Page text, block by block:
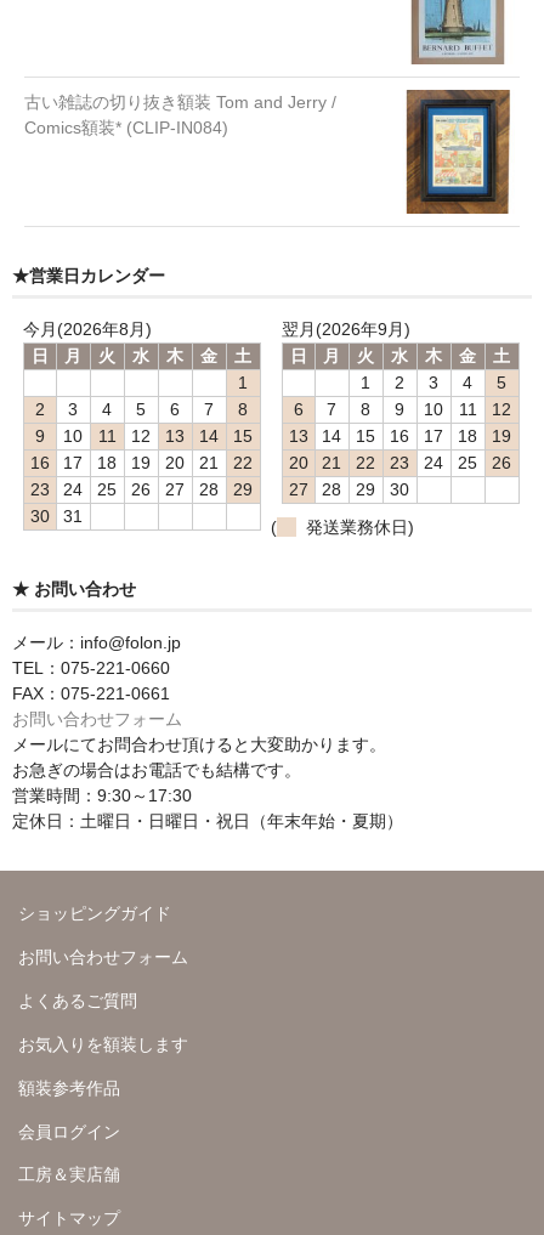
古い雑誌の切り抜き額装 Tom and Jerry /
Comics額装* (CLIP-IN084)
★営業日カレンダー
今月(2026年8月)
日
月 火 水 木 金
土
1
2
3 4 5 6 7
8
9
10 11 12 13 14
15
16
17 18 19 20 21
22
23
24 25 26 27 28
29
30
31
翌月(2026年9月)
日
月 火 水 木 金
土
1
2 3 4
5
6
7 8 9 10 11
12
13
14 15 16 17 18
19
20
21 22 23 24 25
26
27
28 29
30
(
発送業務休日)
★ お問い合わせ
メール：info@folon.jp
TEL：075-221-0660
FAX：075-221-0661
お問い合わせフォーム
メールにてお問合わせ頂けると大変助かります。
お急ぎの場合はお電話でも結構です。
営業時間：9:30～17:30
定休日：土曜日・日曜日・祝日（年末年始・夏期）
ショッピングガイド
お問い合わせフォーム
よくあるご質問
お気入りを額装します
額装参考作品
会員ログイン
工房＆実店舗
サイトマップ